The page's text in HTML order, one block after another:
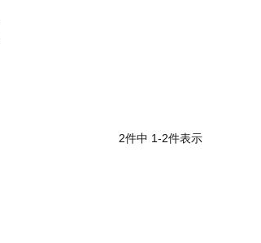
2件中 1-2件表示